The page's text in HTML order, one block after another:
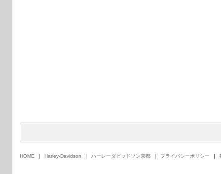
HOME Harley-Davidson ハーレーダビッドソン京都 プライバシーポリシー